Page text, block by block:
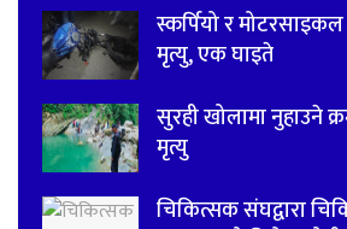
स्कर्पियो र
मृत्यु, एक घाइते
सुरही खोलामा नुहाउने
मृत्यु
चिकित्सक संघद्वारा